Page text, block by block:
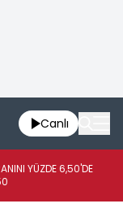
Canlı
YÜZDE 6,50'DE